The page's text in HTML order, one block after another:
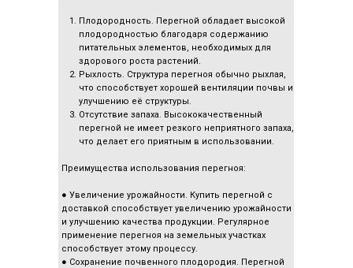
Плодородность. Перегной обладает высокой
плодородностью благодаря содержанию
питательных элементов, необходимых для
здорового роста растений.
Рыхлость. Структура перегноя обычно рыхлая,
что способствует хорошей вентиляции почвы и
улучшению её структуры.
Отсутствие запаха. Высококачественный
перегной не имеет резкого неприятного запаха,
что делает его приятным в использовании.
Преимущества использования перегноя:
● Увеличение урожайности. Купить перегной с
доставкой способствует увеличению урожайности
и улучшению качества продукции. Регулярное
применение перегноя на земельных участках
способствует этому процессу.
● Сохранение почвенного плодородия. Перегной